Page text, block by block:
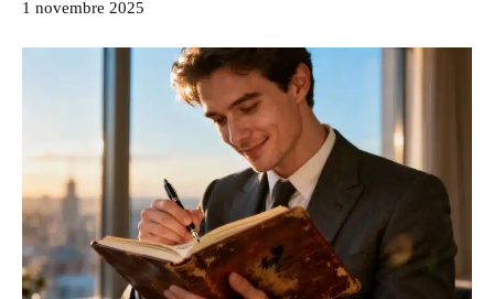
1 novembre 2025